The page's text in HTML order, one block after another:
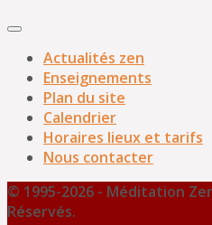
Actualités zen
Enseignements
Plan du site
Calendrier
Horaires lieux et tarifs
Nous contacter
© 1995-2026 - Méditation
Réservés.